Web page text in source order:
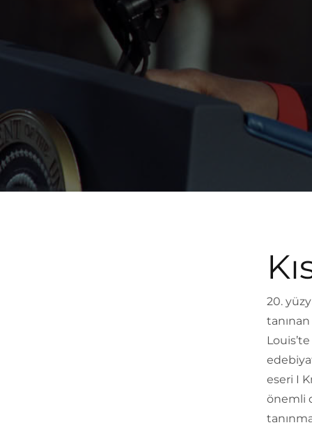
20.
eseri I
önemli